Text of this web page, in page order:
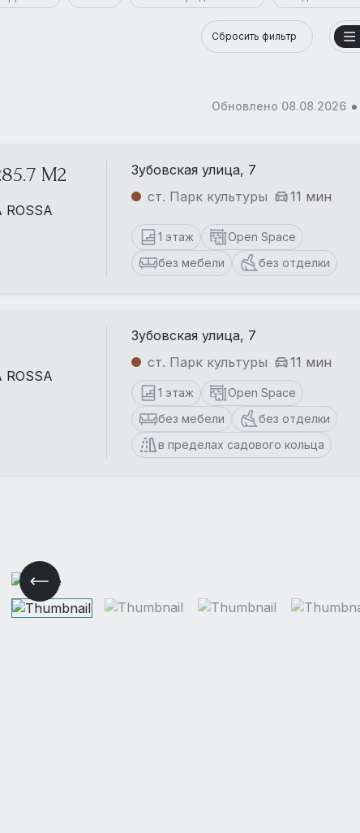
Сбросить фильтр
Обновлено 08.08.2026 •
М2
Зубовская улица, 7
ст. Парк культуры
11 мин
1 этаж
Open Space
без мебели
без отделки
Зубовская улица, 7
ст. Парк культуры
11 мин
1 этаж
Open Space
без мебели
без отделки
в пределах садового кольца